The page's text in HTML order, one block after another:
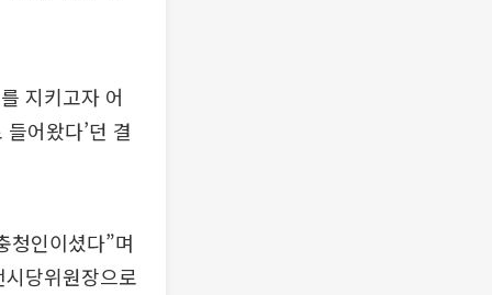
지키고자 어
어왔다’던 결
청인이셨다”며
당위원장으로